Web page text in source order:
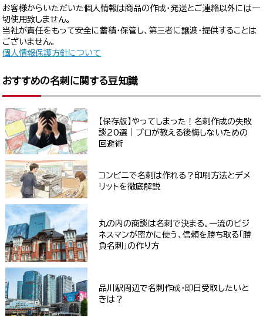
お客様からいただいた個人情報は商品の作成・発送とご連絡以外には一
切使用致しません。
当社が責任をもって安全に蓄積・保管し、第三者に譲渡・提供することは
ございません。
個人情報保護方針について
おすすめの名刺に関する豆知識
【保存版】やってしまった！名刺作成の失敗
談20選｜プロが教える後悔しないための
回避術
コンビニで名刺は作れる？印刷方法とデメ
リットを徹底解説
丸の内の商談は名刺で決まる。一流のビジ
ネスマンが密かに使う、信頼を勝ち取る「勝
負名刺」の作り方
品川駅周辺で名刺作成・即日受取したいと
きは？